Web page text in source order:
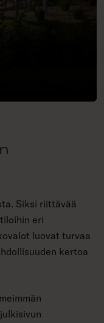
Siksi riittävää
eri
luovat turvaa
kertoa